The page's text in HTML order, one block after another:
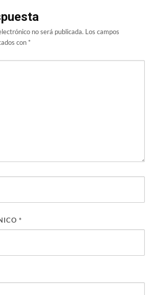
no será publicada. Los campos
con *
*